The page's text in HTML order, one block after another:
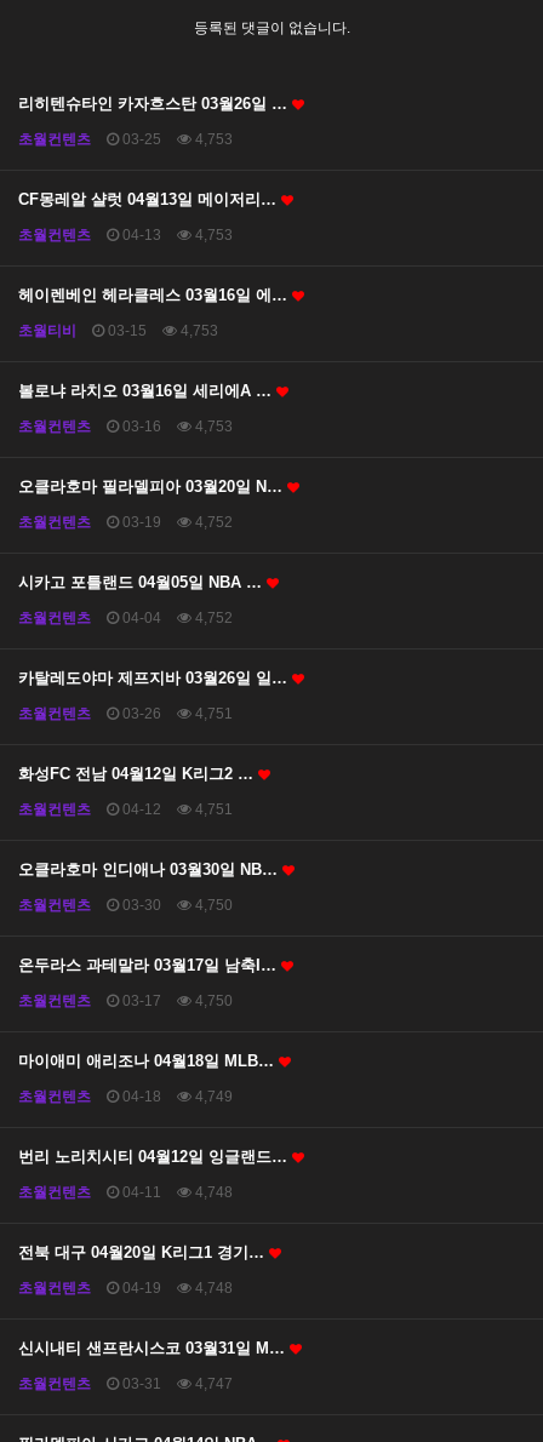
등록된 댓글이 없습니다.
리히텐슈타인 카자흐스탄 03월26일 …
초월컨텐츠 03-25 4,753
CF몽레알 샬럿 04월13일 메이저리…
초월컨텐츠 04-13 4,753
헤이렌베인 헤라클레스 03월16일 에…
초월티비 03-15 4,753
볼로냐 라치오 03월16일 세리에A …
초월컨텐츠 03-16 4,753
오클라호마 필라델피아 03월20일 N…
초월컨텐츠 03-19 4,752
시카고 포틀랜드 04월05일 NBA …
초월컨텐츠 04-04 4,752
카탈레도야마 제프지바 03월26일 일…
초월컨텐츠 03-26 4,751
화성FC 전남 04월12일 K리그2 …
초월컨텐츠 04-12 4,751
오클라호마 인디애나 03월30일 NB…
초월컨텐츠 03-30 4,750
온두라스 과테말라 03월17일 남축I…
초월컨텐츠 03-17 4,750
마이애미 애리조나 04월18일 MLB…
초월컨텐츠 04-18 4,749
번리 노리치시티 04월12일 잉글랜드…
초월컨텐츠 04-11 4,748
전북 대구 04월20일 K리그1 경기…
초월컨텐츠 04-19 4,748
신시내티 샌프란시스코 03월31일 M…
초월컨텐츠 03-31 4,747